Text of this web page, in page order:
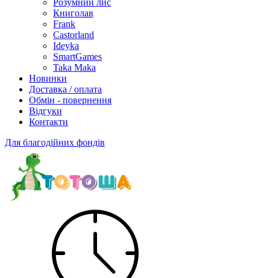
Розумний лис
Книголав
Frank
Castorland
Ideyka
SmartGames
Taka Maka
Новинки
Доставка / оплата
Обмін - повернення
Відгуки
Контакти
Для благодійних фондів